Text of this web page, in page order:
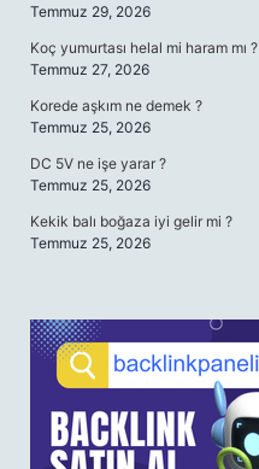
Temmuz 29, 2026
Koç yumurtası helal mi haram mı ?
Temmuz 27, 2026
Korede aşkım ne demek ?
Temmuz 25, 2026
DC 5V ne işe yarar ?
Temmuz 25, 2026
Kekik balı boğaza iyi gelir mi ?
Temmuz 25, 2026